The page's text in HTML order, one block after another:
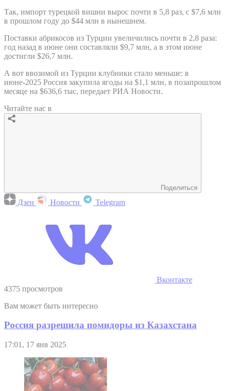
Так, импорт турецкой вишни вырос почти в 5,8 раз, с $7,6 млн
в прошлом году до $44 млн в нынешнем.
Поставки абрикосов из Турции увеличились почти в 2,8 раза:
год назад в июне они составляли $9,7 млн, а в этом июне
достигли $26,7 млн.
А вот ввозимой из Турции клубники стало меньше: в
июне-2025 Россия закупила ягоды на $1,1 млн, в позапрошлом
месяце на $636,6 тыс, передает РИА Новости.
Читайте нас в
Поделиться
Дзен Новости Telegram
Вконтакте
4375 просмотров
Вам может быть интересно
Россия разрешила помидоры из Казахстана
17:01, 17 янв 2025